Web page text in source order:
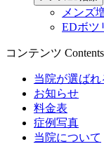
メンズ
EDボツ
コンテンツ Contents
当院が選ばれ
お知らせ
料金表
症例写真
当院について